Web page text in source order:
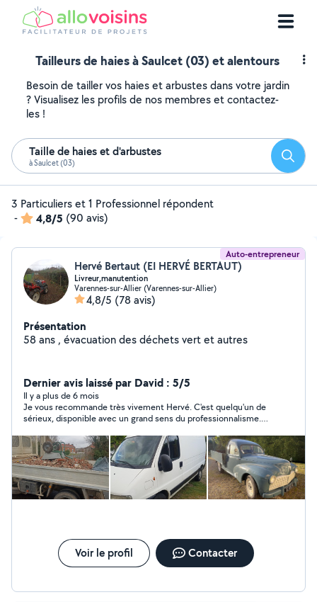
Tailleurs de haies à Saulcet (03) et alentours
Besoin de tailler vos haies et arbustes dans votre jardin
? Visualisez les profils de nos membres et contactez-
les !
Taille de haies et d'arbustes
à Saulcet (03)
3 Particuliers et 1 Professionnel répondent
-
4,8/5 (90 avis)
Auto-entrepreneur
Hervé Bertaut (EI HERVÉ BERTAUT)
Livreur,manutention
Varennes-sur-Allier (Varennes-sur-Allier)
4,8/5 (78 avis)
Présentation
58 ans , évacuation des déchets vert et autres
Dernier avis laissé par David : 5/5
Il y a plus de 6 mois
Je vous recommande très vivement Hervé. C'est quelqu'un de
sérieux, disponible avec un grand sens du professionnalisme.
attentes.
Voir le profil Contacter